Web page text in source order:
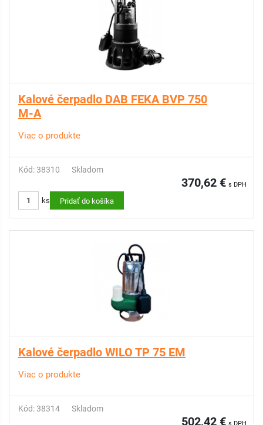
Kalové čerpadlo DAB FEKA BVP 750
M-A
Viac o produkte
Kód: 38310 Skladom
370,62 € s DPH
ks Pridať do košíka
Kalové čerpadlo WILO TP 75 EM
Viac o produkte
Kód: 38314 Skladom
502,42 €